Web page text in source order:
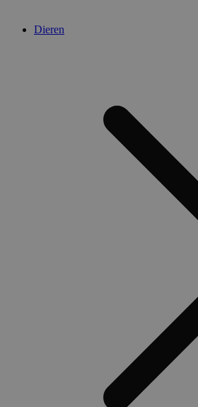
Dieren